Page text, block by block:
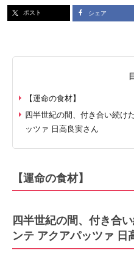
ポスト シェア
【運命の食材】
四半世紀の間、付き合い続け
ッツァ 日高良実さん
【運命の食材】
四半世紀の間、付き合
ンテ アクアパッツァ 日